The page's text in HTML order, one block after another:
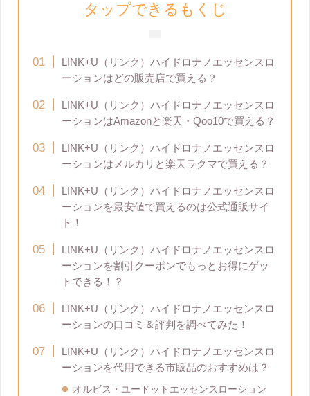
タップできるもくじ
LINK+U（リンク）ハイドロナノエッセンスロ
ーションはどの販売店で買える？
LINK+U（リンク）ハイドロナノエッセンスロ
ーションはAmazonと楽天・Qoo10で買える？
LINK+U（リンク）ハイドロナノエッセンスロ
ーションはメルカリと楽天ラクマで買える？
LINK+U（リンク）ハイドロナノエッセンスロ
ーションを最安値で買えるのは公式通販サイ
ト！
LINK+U（リンク）ハイドロナノエッセンスロ
ーションを割引クーポンでもっとお得にゲッ
トできる！？
LINK+U（リンク）ハイドロナノエッセンスロ
ーションの口コミ＆評判を調べてみた！
LINK+U（リンク）ハイドロナノエッセンスロ
ーションを代用できる市販品のおすすめは？
オルビス・ユードットエッセンスローション